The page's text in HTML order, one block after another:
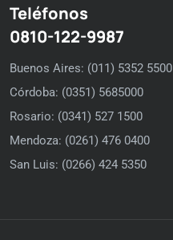
Teléfonos
0810-122-9987
Buenos Aires: (011) 5352 5500
Córdoba: (0351) 5685000
Rosario: (0341) 527 1500
Mendoza: (0261) 476 0400
San Luis: (0266) 424 5350